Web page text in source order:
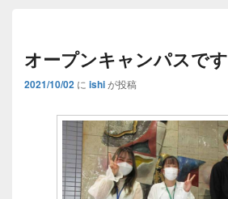
オープンキャンパスです
2021/10/02 に ishiが投稿